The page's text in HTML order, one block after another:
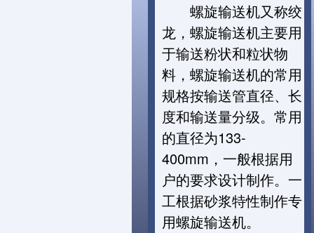
螺旋输送机又称绞
龙，螺旋输送机主要用
于输送粉状和粒状物
料，螺旋输送机的常用
规格按输送管直径、长
度和输送量分级。常用
的直径为133-
400mm，一般根据用
户的要求设计制作。一
工根据砂浆特性制作专
用螺旋输送机。